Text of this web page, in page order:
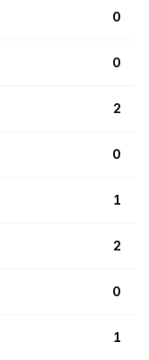
0
0
2
0
1
2
0
1